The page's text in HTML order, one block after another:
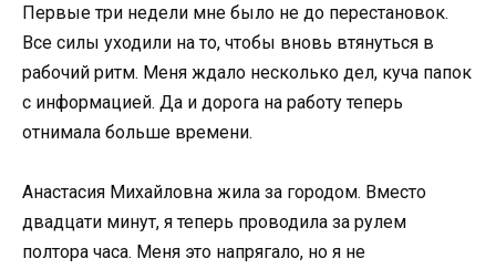
Первые три недели мне было не до перестановок.
Все силы уходили на то, чтобы вновь втянуться в
рабочий ритм. Меня ждало несколько дел, куча папок
с информацией. Да и дорога на работу теперь
отнимала больше времени.
Анастасия Михайловна жила за городом. Вместо
двадцати минут, я теперь проводила за рулем
полтора часа. Меня это напрягало, но я не